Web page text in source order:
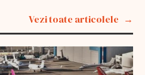
Vezi toate articolele